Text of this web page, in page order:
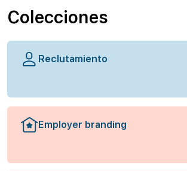
Colecciones
Reclutamiento
Employer branding